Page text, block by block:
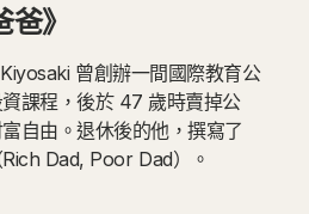
》
曾創辦一間國際教育公
課程，後於 47 歲時賣掉公
自由。退休後的他，撰寫了
Dad, Poor Dad）。